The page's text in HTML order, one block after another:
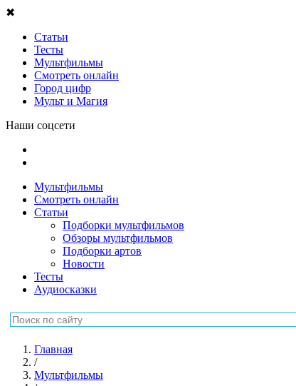
✖
Статьи
Тесты
Мультфильмы
Смотреть онлайн
Город цифр
Мульт и Магия
Наши соцсети
Мультфильмы
Смотреть онлайн
Статьи
Подборки мультфильмов
Обзоры мультфильмов
Подборки артов
Новости
Тесты
Аудиосказки
Главная
/
Мультфильмы